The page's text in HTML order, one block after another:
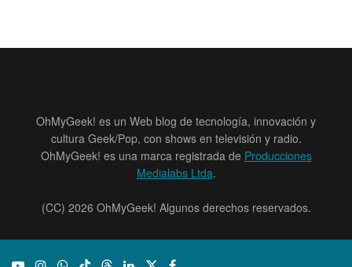
OhMyGeek! es un Web blog de tecnología, innovación y
cultura Geek/Pop, con shows en televisión y radio.
OhMyGeek! es una marca registrada de Producciones
Medialabs Ltda.
(CC) 2026 OhMyGeek! Algunos derechos reservados.